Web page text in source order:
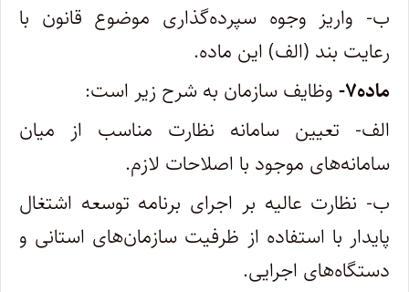
ب- واریز وجوه سپرده‌گذاری موضوع قانون با
رعایت بند (الف) این ماده.
ماده۷- وظایف سازمان به شرح زیر است:
الف- تعیین سامانه نظارت مناسب از میان
سامانه‌های موجود با اصلاحات لازم.
ب- نظارت عالیه بر اجرای برنامه توسعه اشتغال
پایدار با استفاده از ظرفیت سازمان‌های استانی و
دستگاه‌های اجرایی.